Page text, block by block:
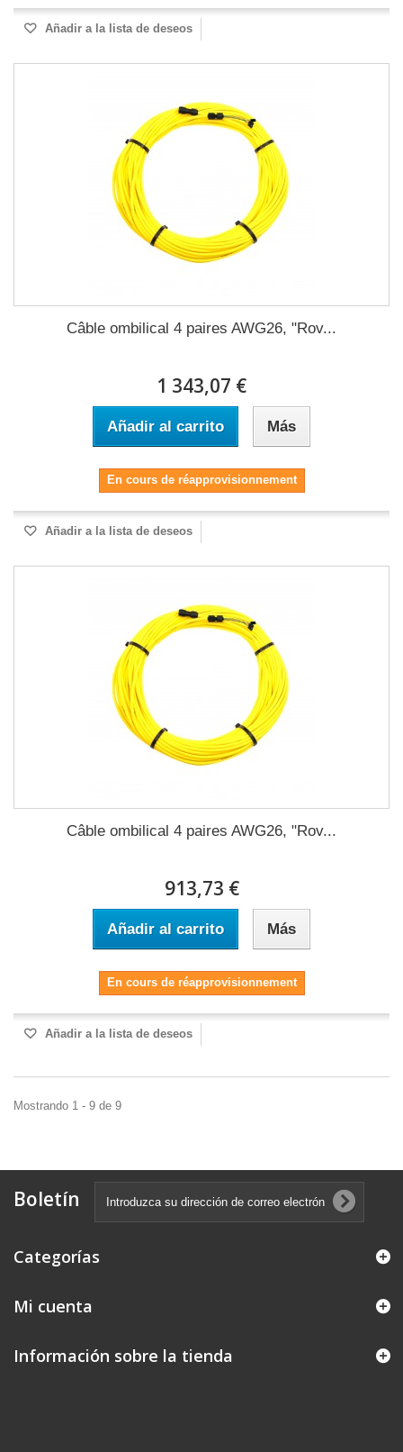
Añadir a la lista de deseos
Câble ombilical 4 paires AWG26, "Rov...
1 343,07 €
Añadir al carrito Más
En cours de réapprovisionnement
Añadir a la lista de deseos
Câble ombilical 4 paires AWG26, "Rov...
913,73 €
Añadir al carrito Más
En cours de réapprovisionnement
Añadir a la lista de deseos
Mostrando 1 - 9 de 9
Boletín
Categorías
Mi cuenta
Información sobre la tienda